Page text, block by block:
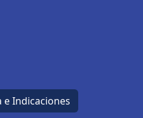
Indicaciones